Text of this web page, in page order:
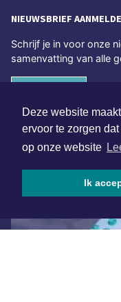
Deze website
ervoor te zorgen
op onze website
Ik
NIEUWSBRIEF
Schrijf je in voor onze
samenvatting van alle
ONLINE DAGBLADEN